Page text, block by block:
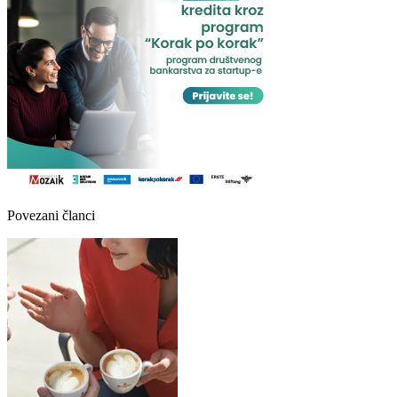
Povezani članci